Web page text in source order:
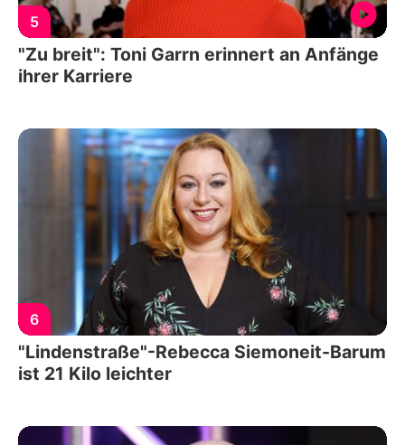
5
"Zu breit": Toni Garrn erinnert an Anfänge
ihrer Karriere
6
"Lindenstraße"-Rebecca Siemoneit-Barum
ist 21 Kilo leichter